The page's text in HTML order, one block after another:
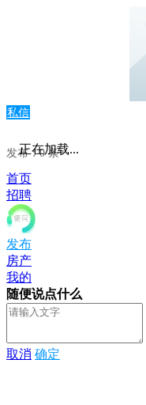
私信
发布：0 条
正在加载...
首页
招聘
发布
房产
我的
随便说点什么
取消 确定